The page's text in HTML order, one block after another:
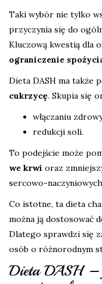
Taki wybór nie tylko
przyczynia się do
Kluczową kwestią dla
ograniczenie
Dieta DASH ma także
cukrzycę. Skupia się
włączaniu
redukcji soli.
To podejście może
we krwi oraz
sercowo-
Co istotne, ta dieta
można ją dostosować
Dlatego sprawdzi się
osób o różnorodnym
Dieta DASH –